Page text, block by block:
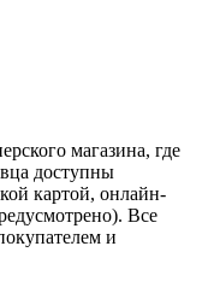
магазина, где
доступны
картой, онлайн-
Все
и